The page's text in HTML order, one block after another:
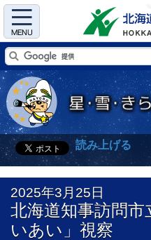
Menu
読み上げる
2025年3月25日
北海道知事訪問
いあい」視察